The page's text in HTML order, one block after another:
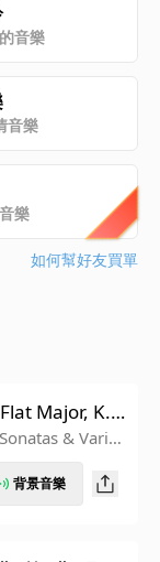
音樂
音樂
樂
如何幫好友買單
Major, K. 3
& Variati
背景音樂